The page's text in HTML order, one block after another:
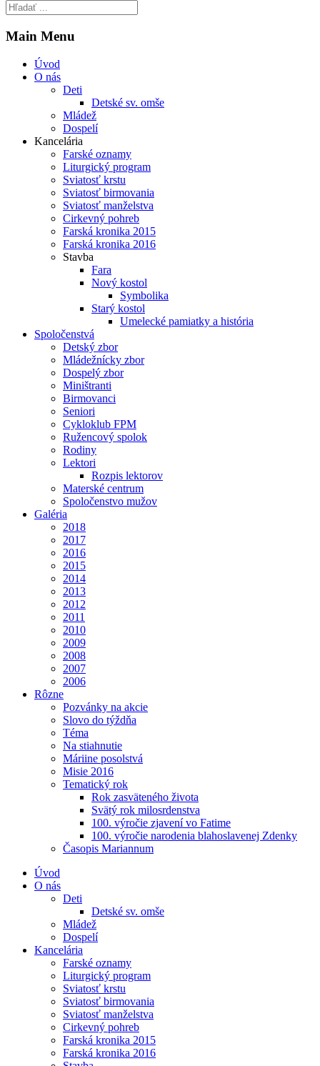
Main Menu
Úvod
O nás
Deti
Detské sv. omše
Mládež
Dospelí
Kancelária
Farské oznamy
Liturgický program
Sviatosť krstu
Sviatosť birmovania
Sviatosť manželstva
Cirkevný pohreb
Farská kronika 2015
Farská kronika 2016
Stavba
Fara
Nový kostol
Symbolika
Starý kostol
Umelecké pamiatky a história
Spoločenstvá
Detský zbor
Mládežnícky zbor
Dospelý zbor
Miništranti
Birmovanci
Seniori
Cykloklub FPM
Ružencový spolok
Rodiny
Lektori
Rozpis lektorov
Materské centrum
Spoločenstvo mužov
Galéria
2018
2017
2016
2015
2014
2013
2012
2011
2010
2009
2008
2007
2006
Rôzne
Pozvánky na akcie
Slovo do týždňa
Téma
Na stiahnutie
Máriine posolstvá
Misie 2016
Tematický rok
Rok zasväteného života
Svätý rok milosrdenstva
100. výročie zjavení vo Fatime
100. výročie narodenia blahoslavenej Zdenky
Časopis Mariannum
Úvod
O nás
Deti
Detské sv. omše
Mládež
Dospelí
Kancelária
Farské oznamy
Liturgický program
Sviatosť krstu
Sviatosť birmovania
Sviatosť manželstva
Cirkevný pohreb
Farská kronika 2015
Farská kronika 2016